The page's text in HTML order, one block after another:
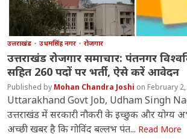
उत्तराखंड उधमसिंह नगर रोजगार
उत्तराखंड रोजगार समाचार: पंतनगर
सहित 260 पदों पर भर्ती, ऐसे करें आवेदन
Mohan Chandra Joshi February
Uttarakhand Govt Job, Udham Singh
उत्तराखंड में सरकारी नौकरी के इच्छुक और योग्य
अच्छी खबर है कि गोविंद बल्लभ पंत... Read More